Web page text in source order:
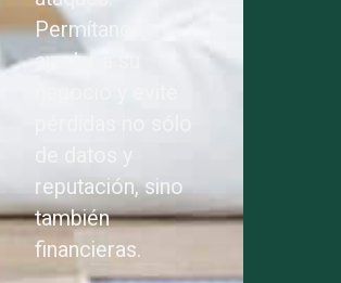
ataques.
Permítanos
de datos y
reputación, sino
también